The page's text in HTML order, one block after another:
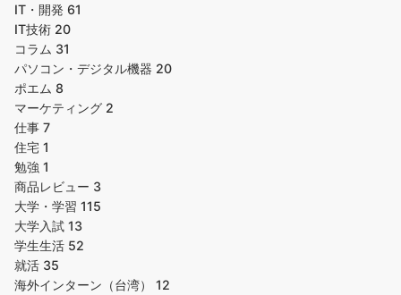
IT・開発 61
IT技術 20
コラム 31
パソコン・デジタル機器 20
ポエム 8
マーケティング 2
仕事 7
住宅 1
勉強 1
商品レビュー 3
大学・学習 115
大学入試 13
学生生活 52
就活 35
海外インターン（台湾） 12